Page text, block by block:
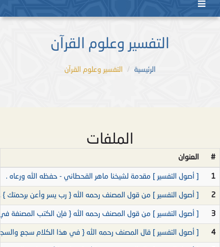
التفسير وعلوم القرآن
الرئيسية التفسير وعلوم القرآن
الملفات
# العنوان
1 [ أصول التفسير ] مقدمة لشيخنا ماهر القحطاني - حفظه الله ورعاه .
2 [ أصول التفسير ] من قول المصنف رحمه الله { رب يسر وأعن برحمتك } .
3 [ أصول التفسير ] من قول المصنف رحمه الله { فإن الكتب المصنفة
4 [ أصول التفسير ] قال المصنف رحمه الله { في هذا الكلام سجع